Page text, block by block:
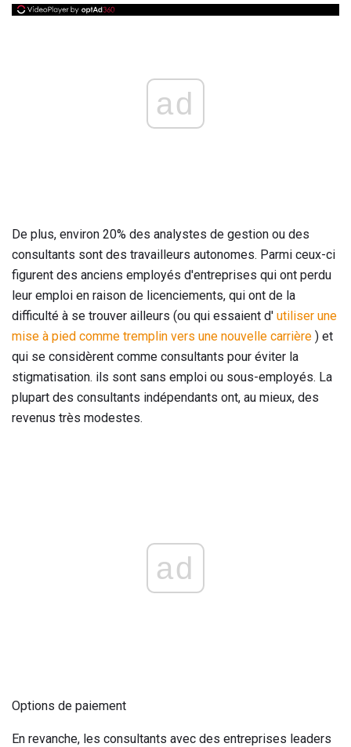
ad
De plus, environ 20% des analystes de gestion ou des
consultants sont des travailleurs autonomes. Parmi ceux-ci
figurent des anciens employés d'entreprises qui ont perdu
leur emploi en raison de licenciements, qui ont de la
difficulté à se trouver ailleurs (ou qui essaient d' utiliser une
mise à pied comme tremplin vers une nouvelle carrière ) et
qui se considèrent comme consultants pour éviter la
stigmatisation. ils sont sans emploi ou sous-employés. La
plupart des consultants indépendants ont, au mieux, des
revenus très modestes.
ad
Options de paiement
En revanche, les consultants avec des entreprises leaders